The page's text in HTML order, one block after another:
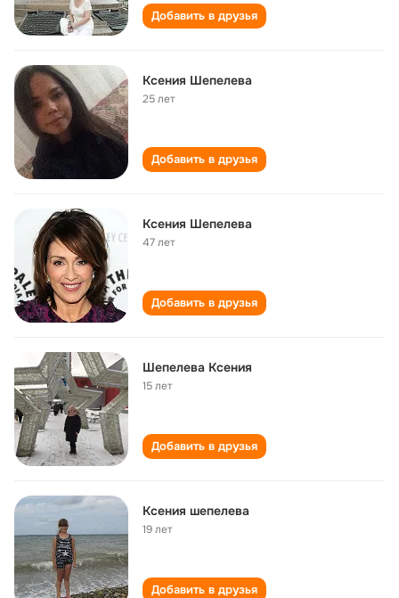
Добавить в друзья
Ксения Шепелева
25 лет
Добавить в друзья
Ксения Шепелева
47 лет
Добавить в друзья
Шепелева Ксения
15 лет
Добавить в друзья
Ксения шепелева
19 лет
Добавить в друзья